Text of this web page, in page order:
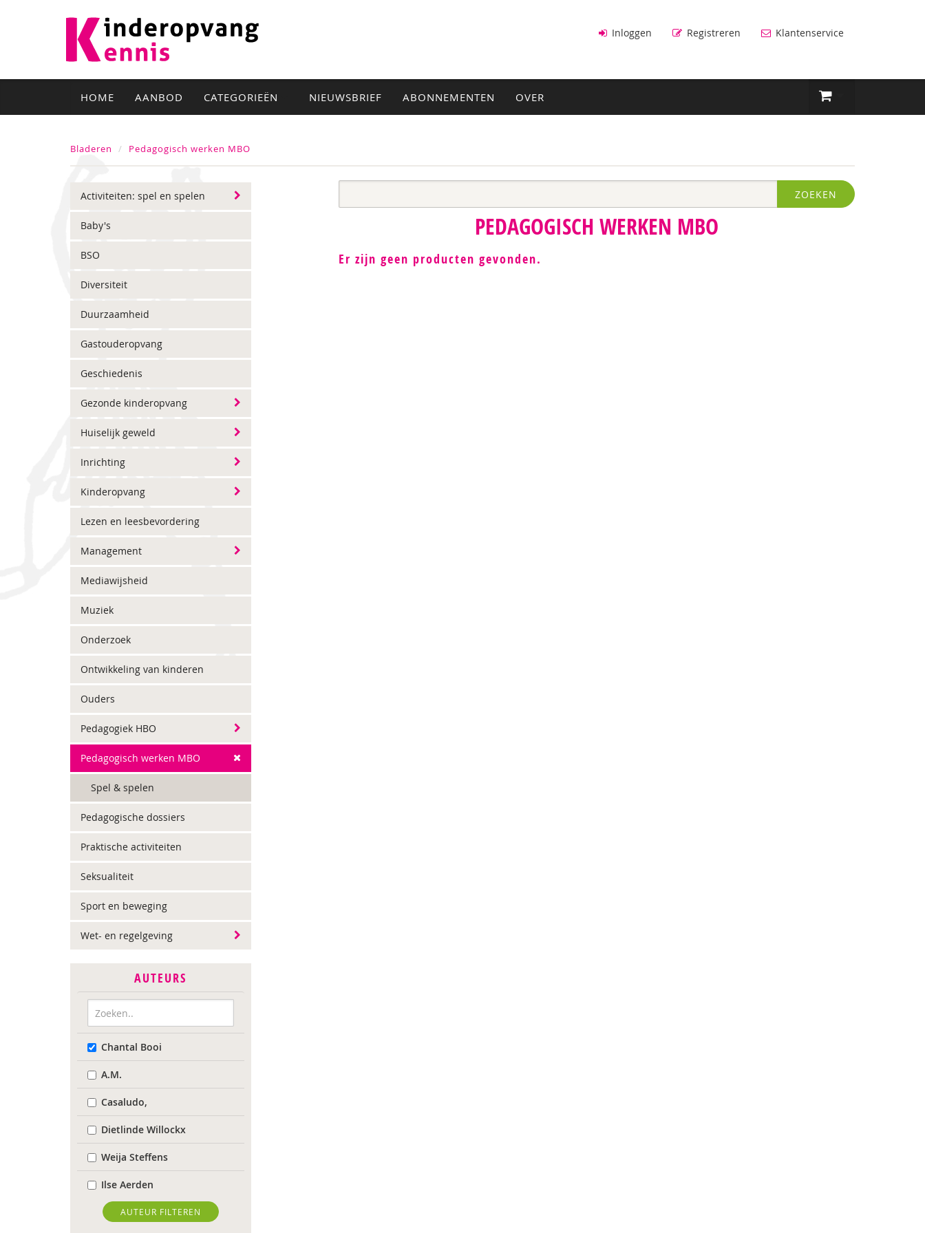
Inloggen Registreren Klantenservice
HOME AANBOD CATEGORIEËN NIEUWSBRIEF ABONNEMENTEN OVER
Bladeren Pedagogisch werken MBO
Activiteiten: spel en spelen
Baby's
BSO
Diversiteit
Duurzaamheid
Gastouderopvang
Geschiedenis
Gezonde kinderopvang
Huiselijk geweld
Inrichting
Kinderopvang
Lezen en leesbevordering
Management
Mediawijsheid
Muziek
Onderzoek
Ontwikkeling van kinderen
Ouders
Pedagogiek HBO
Pedagogisch werken MBO
Spel & spelen
Pedagogische dossiers
Praktische activiteiten
Seksualiteit
Sport en beweging
Wet- en regelgeving
AUTEURS
Chantal Booi
A.M.
Casaludo,
Dietlinde Willockx
Weija Steffens
Ilse Aerden
Pauline van Aken
AUTEUR FILTEREN
ZOEKEN
PEDAGOGISCH WERKEN MBO
Er zijn geen producten gevonden.